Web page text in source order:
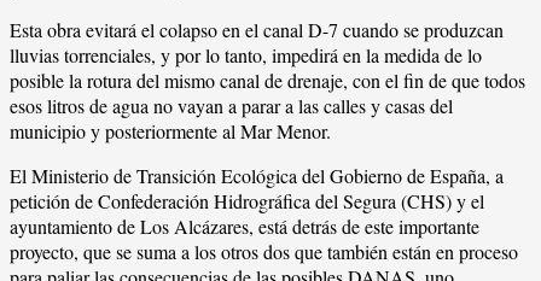
Esta obra evitará el colapso en el canal D-7 cuando se produzcan
lluvias torrenciales, y por lo tanto, impedirá en la medida de lo
posible la rotura del mismo canal de drenaje, con el fin de que todos
esos litros de agua no vayan a parar a las calles y casas del
municipio y posteriormente al Mar Menor.
El Ministerio de Transición Ecológica del Gobierno de España, a
petición de Confederación Hidrográfica del Segura (CHS) y el
ayuntamiento de Los Alcázares, está detrás de este importante
proyecto, que se suma a los otros dos que también están en proceso